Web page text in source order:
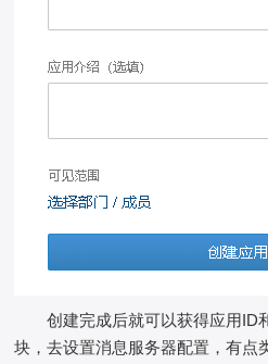
创建完成后就可以获得应用ID
块，去设置消息服务器配置，有点